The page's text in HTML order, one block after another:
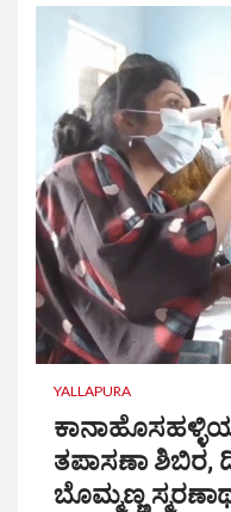
YALLAPURA
ತಪಾಸಣಾ
ಬೊಮ್ಮಣ್ಣ